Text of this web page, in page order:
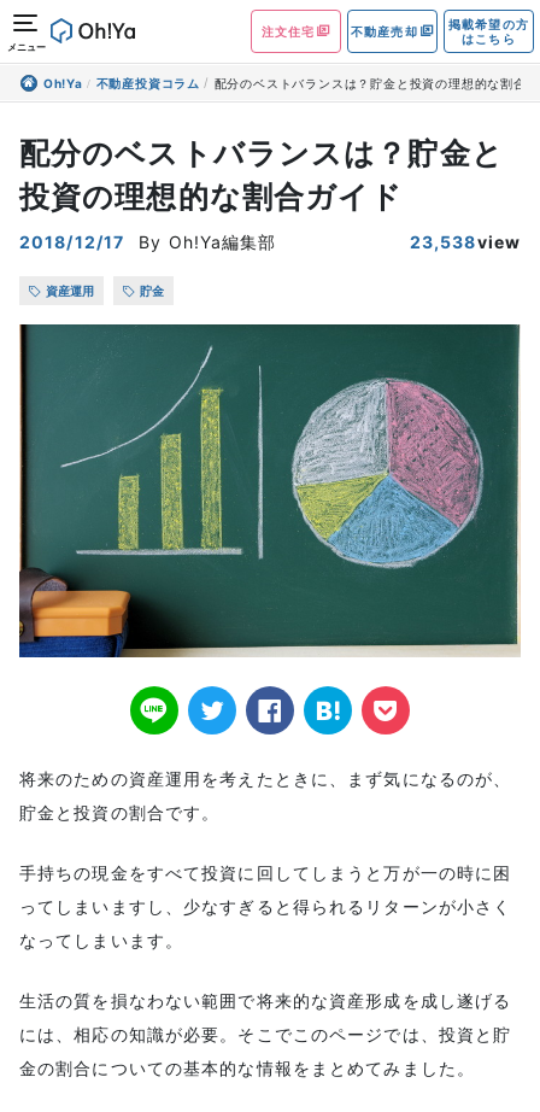
メニュー
注文住宅 不動産売却
掲載希望の方
はこちら
Oh!Ya 不動産投資コラム 配分のベストバランスは？貯金と投資の理想的な割合
配分のベストバランスは？貯金と
投資の理想的な割合ガイド
2018/12/17 By Oh!Ya編集部 23,538view
資産運用 貯金
将来のための資産運用を考えたときに、まず気になるのが、
貯金と投資の割合です。
手持ちの現金をすべて投資に回してしまうと万が一の時に困
ってしまいますし、少なすぎると得られるリターンが小さく
なってしまいます。
生活の質を損なわない範囲で将来的な資産形成を成し遂げる
には、相応の知識が必要。そこでこのページでは、投資と貯
金の割合についての基本的な情報をまとめてみました。